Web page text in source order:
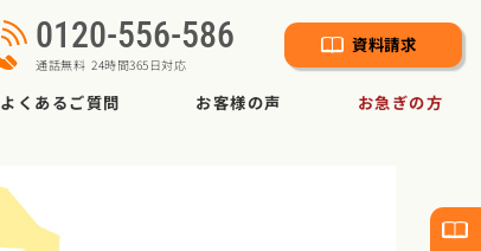
0120-556-586
通話無料 24時間365日対応
資料請求
よくあるご質問 お客様の声 お急ぎの方